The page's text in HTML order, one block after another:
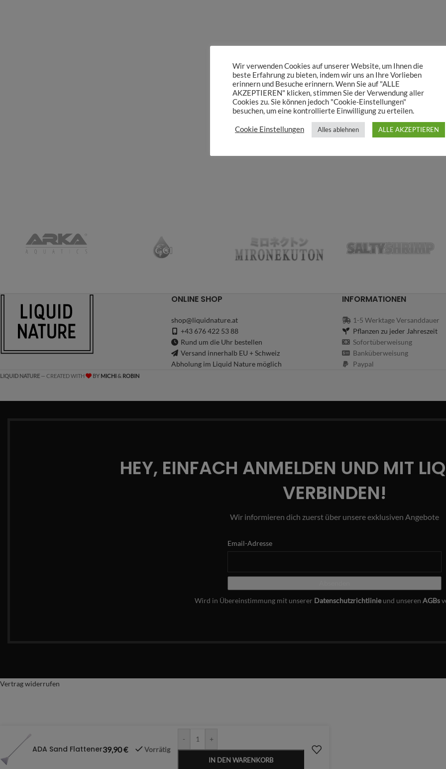
ONLINE SHOP
shop@liquidnature.at
+43 676 422 53 88
Rund um die Uhr bestellen
Versand innerhalb EU + Schweiz
Abholung im Liquid Nature möglich
INFORMATIONEN
1-5 Werktage Versanddauer
Pflanzen zu jeder Jahreszeit
Sofortüberweisung
Banküberweisung
Paypal
LIQUID NATURE — CREATED WITH BY MICHI& ROBIN
HEY, EINFACH ANMELDEN UND MIT
VERBINDEN!
Wir informieren dich zuerst über unsere exklusiven Angebote
Email-Adresse
Wird in Übereinstimmung mit unserer Datenschutzrichtlinie und unseren AGBs
ADA Sand Flattener39,90€ Vorrätig
- +
IN DEN WARENKORB
Vertrag widerrufen
Wir verwenden Cookies auf unserer Website, um Ihnen die
beste Erfahrung zu bieten, indem wir uns an Ihre Vorlieben
erinnern und Besuche erinnern. Wenn Sie auf "ALLE
AKZEPTIEREN" klicken, stimmen Sie der Verwendung aller
Cookies zu. Sie können jedoch "Cookie-Einstellungen"
besuchen, um eine kontrollierte Einwilligung zu erteilen.
Cookie Einstellungen Alles ablehnen ALLE AKZEPTIEREN